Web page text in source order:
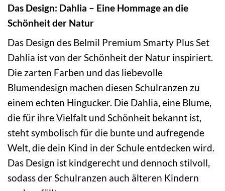
Das Design: Dahlia – Eine Hommage an die
Schönheit der Natur
Das Design des Belmil Premium Smarty Plus Set
Dahlia ist von der Schönheit der Natur inspiriert.
Die zarten Farben und das liebevolle
Blumendesign machen diesen Schulranzen zu
einem echten Hingucker. Die Dahlia, eine Blume,
die für ihre Vielfalt und Schönheit bekannt ist,
steht symbolisch für die bunte und aufregende
Welt, die dein Kind in der Schule entdecken wird.
Das Design ist kindgerecht und dennoch stilvoll,
sodass der Schulranzen auch älteren Kindern